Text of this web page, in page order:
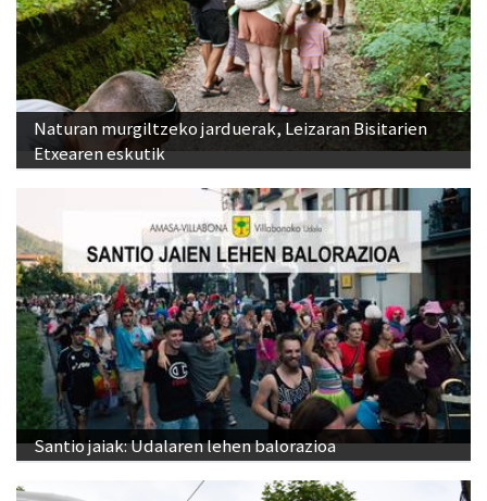
Naturan murgiltzeko jarduerak, Leizaran Bisitarien
Etxearen eskutik
Santio jaiak: Udalaren lehen balorazioa